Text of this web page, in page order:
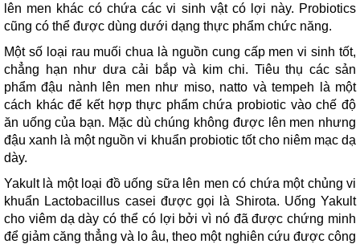
lên men khác có chứa các vi sinh vật có lợi này. Probiotics
cũng có thể được dùng dưới dạng thực phẩm chức năng.
Một số loại rau muối chua là nguồn cung cấp men vi sinh tốt,
chẳng hạn như dưa cải bắp và kim chi. Tiêu thụ các sản
phẩm đậu nành lên men như miso, natto và tempeh là một
cách khác để kết hợp thực phẩm chứa probiotic vào chế độ
ăn uống của bạn. Mặc dù chúng không được lên men nhưng
đậu xanh là một nguồn vi khuẩn probiotic tốt cho niêm mạc dạ
dày.
Yakult là một loại đồ uống sữa lên men có chứa một chủng vi
khuẩn Lactobacillus casei được gọi là Shirota. Uống Yakult
cho viêm dạ dày có thể có lợi bởi vì nó đã được chứng minh
để giảm căng thẳng và lo âu, theo một nghiên cứu được công